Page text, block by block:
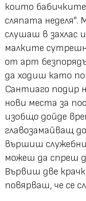
които
сляпата неделя".
слушаш в захлас
малките
от арт
да ходиш като
Сантиаго подир
нови места за
изобщо дойде
главозамайващ
вършиш
можеш да спреш
Вървиш две
повярваш, че се